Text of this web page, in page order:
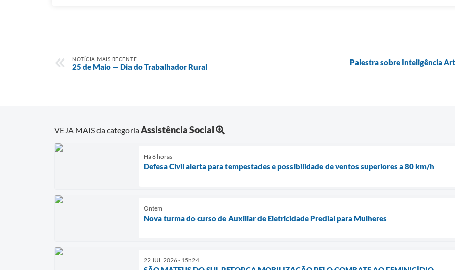
NOTÍCIA MAIS RECENTE
25 de Maio — Dia do Trabalhador Rural
Palestra sobre Inteligência
VEJA MAIS da categoriaAssistência Social
Há 8 horas
Defesa Civil alerta para tempestades e possibilidade de ventos superiores a 80 km/h
Ontem
Nova turma do curso de Auxiliar de Eletricidade Predial para Mulheres
22 JUL 2026 - 15h24